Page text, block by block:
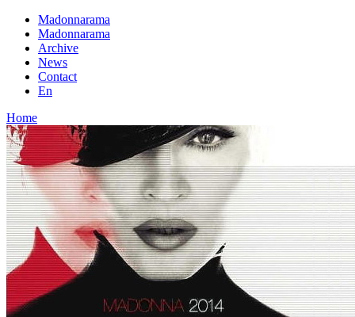
Madonnarama
Madonnarama
Archive
News
Contact
En
Home